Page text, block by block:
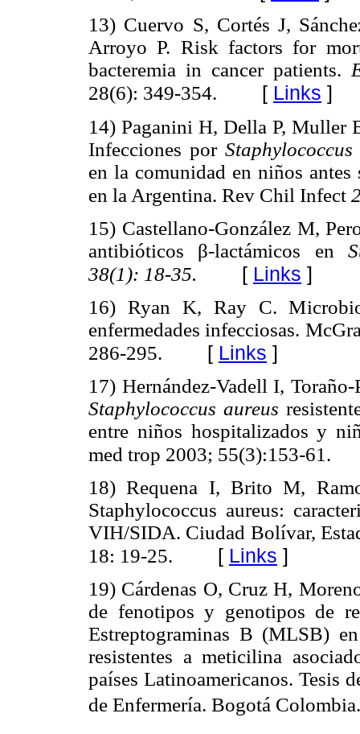
13) Cuervo S, Cortés J,
Arroyo P. Risk factors for
bacteremia in cancer patients.
28(6): 349-354. [ Links ]
14) Paganini H, Della P, Muller
Infecciones por
en la comunidad en niños
en la Argentina. Rev Chil Infect
15) Castellano-González M,
antibióticos β-lactámicos en
38(1): 18-35. [ Links ]
16) Ryan K, Ray C.
enfermedades infecciosas.
286-295. [ Links ]
17) Hernández-Vadell I,
Staphylococcus aureus
entre niños hospitalizados y
med trop 2003; 55(3):153-61.
18) Requena I, Brito M,
Staphylococcus aureus:
VIH/SIDA. Ciudad Bolívar,
18: 19-25. [ Links ]
19) Cárdenas O, Cruz H,
de fenotipos y genotipos de
Estreptograminas B (MLSB)
resistentes a meticilina
países Latinoamericanos. Tesis
de Enfermería. Bogotá